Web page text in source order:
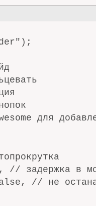
для
// задержка в
// не